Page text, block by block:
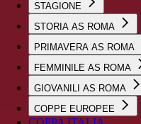
STAGIONE
STORIA AS ROMA
PRIMAVERA AS ROMA
FEMMINILE AS ROMA
GIOVANILI AS ROMA
COPPE EUROPEE